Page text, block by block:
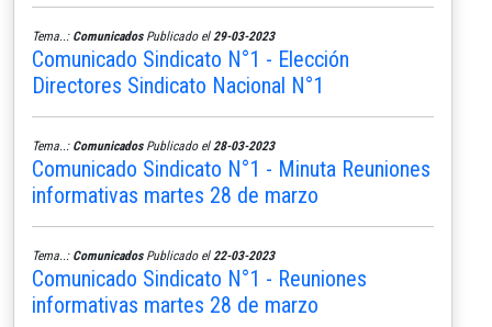
Tema..: ComunicadosPublicado el 29-03-2023
Comunicado Sindicato N°1 - Elección
Directores Sindicato Nacional N°1
Tema..: ComunicadosPublicado el 28-03-2023
Comunicado Sindicato N°1 - Minuta Reuniones
informativas martes 28 de marzo
Tema..: ComunicadosPublicado el 22-03-2023
Comunicado Sindicato N°1 - Reuniones
informativas martes 28 de marzo